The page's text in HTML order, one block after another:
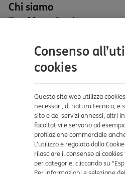
Chi siamo
Tutti i prodotti
Aiuto e supporto
Dove ci trovi
Certificazioni
Consenso
cookies
Questo sito web utilizza
necessari, di natura tecnica, e
sito e dei servizi annessi, altri
facoltativi e servono ad
profilazione commerciale
L’utilizzo è regolato dalla
rilasciare il consenso ai
per categorie, cliccando su